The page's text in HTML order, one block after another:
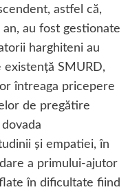
astfel că,
au fost gestionate
harghiteni au
SMURD,
întreaga pricepere
de pregătire
şi empatiei, în
a primului-ajutor
în dificultate fiind